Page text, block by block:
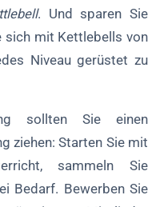
. Und sparen Sie
sich mit Kettlebells von
Niveau gerüstet zu
sollten Sie einen
ziehen: Starten Sie mit
sammeln Sie
Bedarf. Bewerben Sie